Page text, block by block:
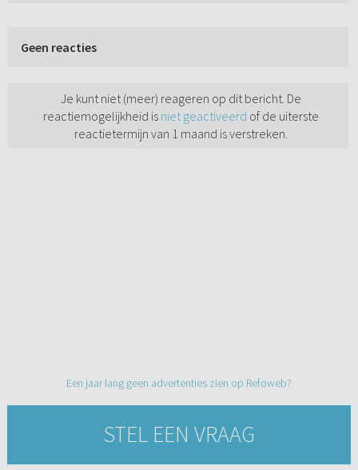
Geen reacties
Je kunt niet (meer) reageren op dit bericht. De
reactiemogelijkheid is niet geactiveerd of de uiterste
reactietermijn van 1 maand is verstreken.
Een jaar lang geen advertenties zien op Refoweb?
STEL EEN VRAAG